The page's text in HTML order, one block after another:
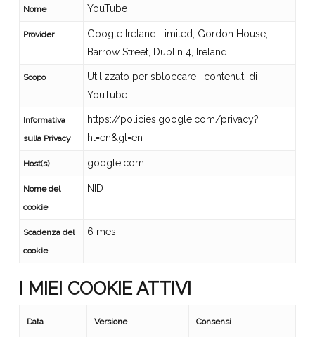
Nome YouTube
Provider
Google Ireland Limited, Gordon House,
Barrow Street, Dublin 4, Ireland
Scopo
Utilizzato per sbloccare i contenuti di
YouTube.
Informativa
sulla Privacy
https://policies.google.com/privacy?
hl=en&gl=en
Host(s) google.com
Nome del
cookie
NID
Scadenza del
cookie
6 mesi
I MIEI COOKIE ATTIVI
Data Versione Consensi